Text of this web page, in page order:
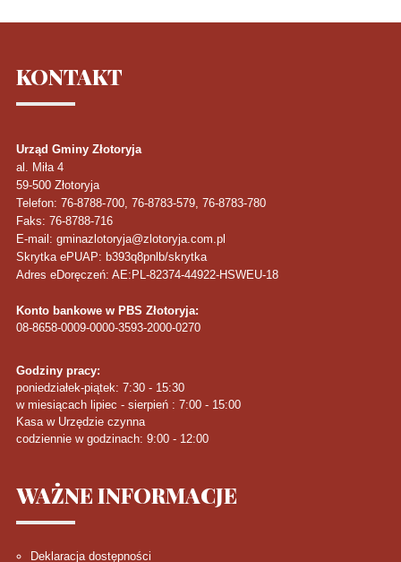
KONTAKT
Urząd Gminy Złotoryja
al. Miła 4
59-500 Złotoryja
Telefon: 76-8788-700, 76-8783-579, 76-8783-780
Faks: 76-8788-716
E-mail: gminazlotoryja@zlotoryja.com.pl
Skrytka ePUAP: b393q8pnlb/skrytka
Adres eDoręczeń: AE:PL-82374-44922-HSWEU-18
Konto bankowe w PBS Złotoryja:
08-8658-0009-0000-3593-2000-0270
Godziny pracy:
poniedziałek-piątek: 7:30 - 15:30
w miesiącach lipiec - sierpień : 7:00 - 15:00
Kasa w Urzędzie czynna
codziennie w godzinach: 9:00 - 12:00
WAŻNEINFORMACJE
Deklaracja dostępności